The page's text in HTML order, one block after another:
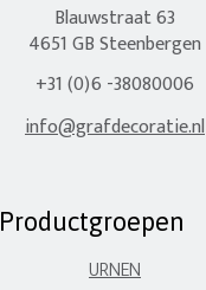
Blauwstraat 63
4651 GB Steenbergen
+31 (0)6 -38080006
info@grafdecoratie.nl
Productgroepen
URNEN